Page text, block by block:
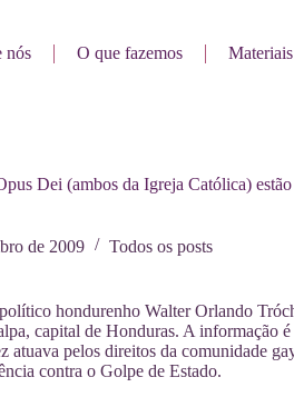
nós O que fazemos Materiais
Dei (ambos da Igreja Católica)
de 2009 Todos os posts
hondurenho Walter Orlando
capital de Honduras. A informação
atuava pelos direitos da comunidade
contra o Golpe de Estado.